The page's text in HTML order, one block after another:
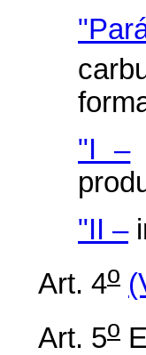
"I –
"II –
Art. 4o
Art. 5o